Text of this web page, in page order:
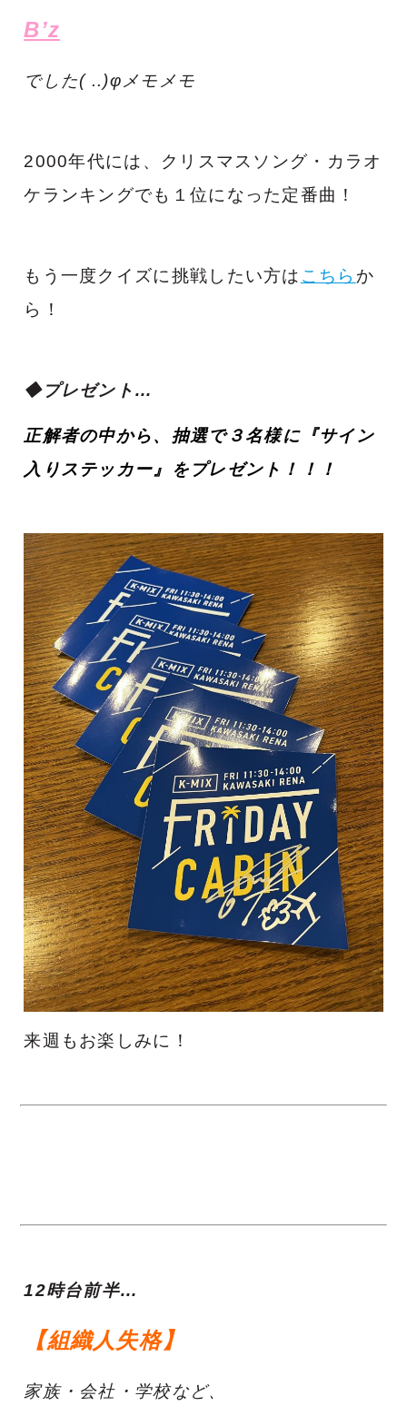
B’z
でした( ..)φメモメモ
2000年代には、クリスマスソング・カラオ
ケランキングでも１位になった定番曲！
もう一度クイズに挑戦したい方は こちら か
ら！
◆プレゼント…
正解者の中から、 抽選で３名様に『サイン
入りステッカー』をプレゼント！！！
来週もお楽しみに！
12時台前半…
【組織人失格】
家族・会社・学校など、